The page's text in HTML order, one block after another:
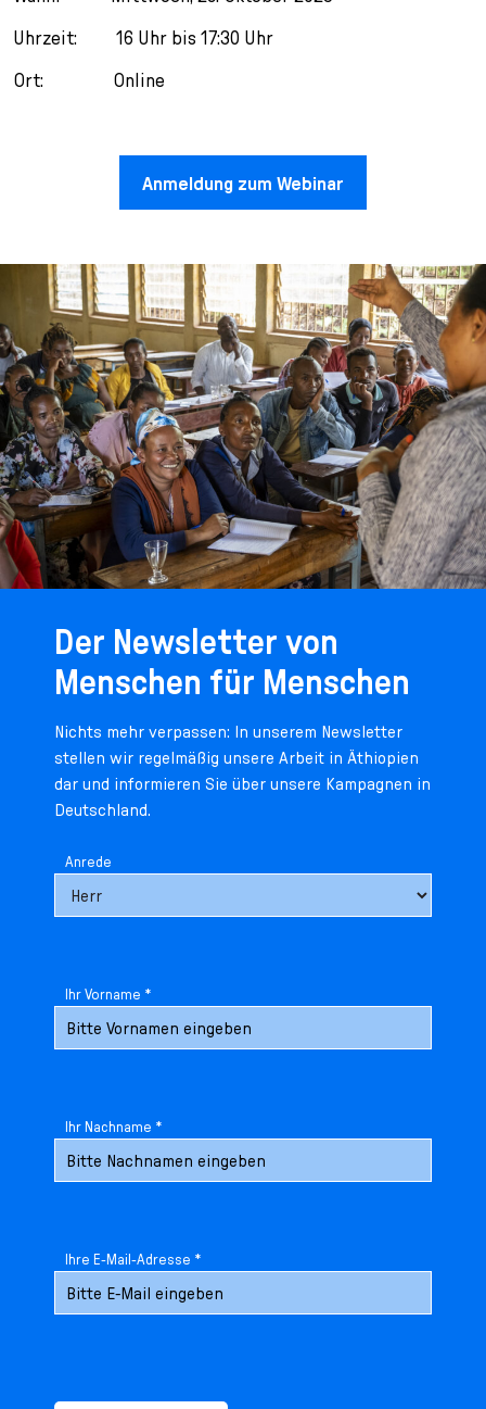
Uhrzeit: 16 Uhr bis 17:30 Uhr
Ort: Online
Anmeldung zum Webinar
Der Newsletter von
Menschen für Menschen
Nichts mehr verpassen: In unserem Newsletter
stellen wir regelmäßig unsere Arbeit in Äthiopien
dar und informieren Sie über unsere Kampagnen in
Deutschland.
Anrede
Ihr Vorname *
Ihr Nachname *
Ihre E-Mail-Adresse *